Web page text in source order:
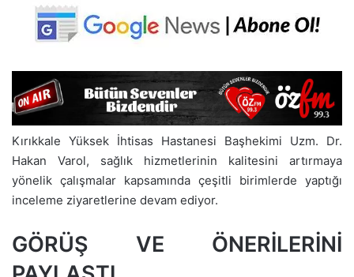
Kırıkkale Yüksek İhtisas Hastanesi Başhekimi Uzm. Dr.
Hakan Varol, sağlık hizmetlerinin kalitesini artırmaya
yönelik çalışmalar kapsamında çeşitli birimlerde yaptığı
inceleme ziyaretlerine devam ediyor.
GÖRÜŞ VE ÖNERİLERİNİ